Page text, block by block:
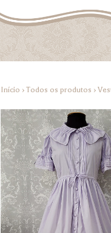
Início › Todos os produtos ›